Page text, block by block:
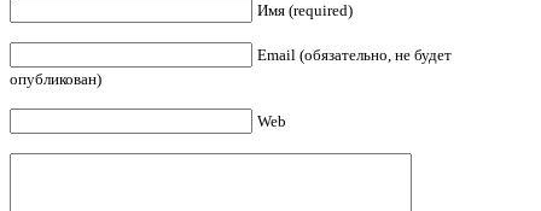
Имя (required)
Email (обязательно, не будет
опубликован)
Web